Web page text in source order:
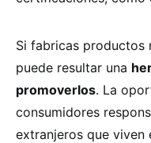
Si fabricas productos
puede resultar una
promoverlos. La
consumidores
extranjeros que viven